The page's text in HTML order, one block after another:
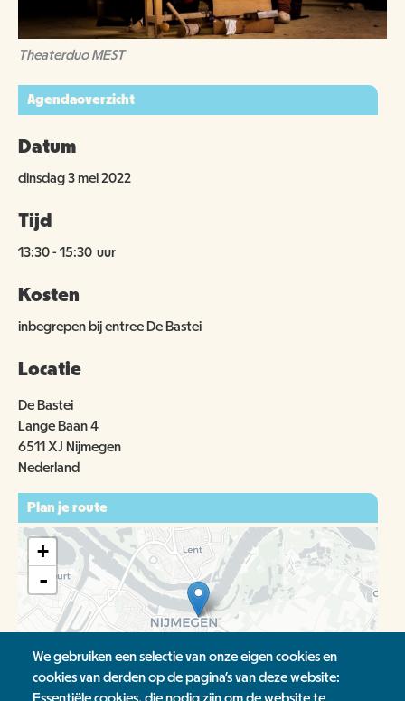
We gebruiken een selectie van onze eigen cookies en
cookies van derden op de pagina's van deze website:
Theaterduo MEST
Agendaoverzicht
Datum
dinsdag 3 mei 2022
Tijd
13:30- 15:30 uur
Kosten
inbegrepen bij entree De Bastei
Locatie
De Bastei
Lange Baan 4
6511 XJ Nijmegen
Nederland
Plan je route
+
-